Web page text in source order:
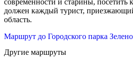
современности и старины, посетить
должен каждый турист,
область.
Маршрут до Городского парка
Другие маршруты